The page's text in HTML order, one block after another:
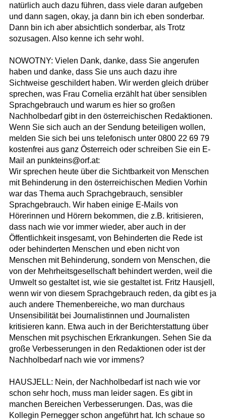
natürlich auch dazu führen, dass viele daran aufgeben
und dann sagen, okay, ja dann bin ich eben sonderbar.
Dann bin ich aber absichtlich sonderbar, als Trotz
sozusagen. Also kenne ich sehr wohl.
NOWOTNY: Vielen Dank, danke, dass Sie angerufen
haben und danke, dass Sie uns auch dazu ihre
Sichtweise geschildert haben. Wir werden gleich drüber
sprechen, was Frau Cornelia erzählt hat über sensiblen
Sprachgebrauch und warum es hier so großen
Nachholbedarf gibt in den österreichischen Redaktionen.
Wenn Sie sich auch an der Sendung beteiligen wollen,
melden Sie sich bei uns telefonisch unter 0800 22 69 79
kostenfrei aus ganz Österreich oder schreiben Sie ein E-
Mail an punkteins@orf.at:
Wir sprechen heute über die Sichtbarkeit von Menschen
mit Behinderung in den österreichischen Medien Vorhin
war das Thema auch Sprachgebrauch, sensibler
Sprachgebrauch. Wir haben einige E-Mails von
Hörerinnen und Hörern bekommen, die z.B. kritisieren,
dass nach wie vor immer wieder, aber auch in der
Öffentlichkeit insgesamt, von Behinderten die Rede ist
oder behinderten Menschen und eben nicht von
Menschen mit Behinderung, sondern von Menschen, die
von der Mehrheitsgesellschaft behindert werden, weil die
Umwelt so gestaltet ist, wie sie gestaltet ist. Fritz Hausjell,
wenn wir von diesem Sprachgebrauch reden, da gibt es ja
auch andere Themenbereiche, wo man durchaus
Unsensibilität bei Journalistinnen und Journalisten
kritisieren kann. Etwa auch in der Berichterstattung über
Menschen mit psychischen Erkrankungen. Sehen Sie da
große Verbesserungen in den Redaktionen oder ist der
Nachholbedarf nach wie vor immens?
HAUSJELL: Nein, der Nachholbedarf ist nach wie vor
schon sehr hoch, muss man leider sagen. Es gibt in
manchen Bereichen Verbesserungen. Das, was die
Kollegin Pernegger schon angeführt hat. Ich schaue so